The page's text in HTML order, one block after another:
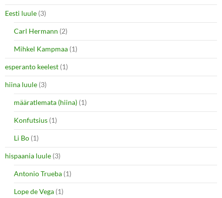
Eesti luule (3)
Carl Hermann (2)
Mihkel Kampmaa (1)
esperanto keelest (1)
hiina luule (3)
määratlemata (hiina) (1)
Konfutsius (1)
Li Bo (1)
hispaania luule (3)
Antonio Trueba (1)
Lope de Vega (1)